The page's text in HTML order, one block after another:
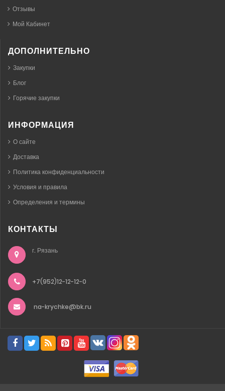
Отзывы
Мой Кабинет
ДОПОЛНИТЕЛЬНО
Закупки
Блог
Горячие закупки
ИНФОРМАЦИЯ
О сайте
Доставка
Политика конфиденциальности
Условия и правила
Определения и термины
КОНТАКТЫ
г. Рязань
+7(952)12-12-12-0
na-krychke@bk.ru